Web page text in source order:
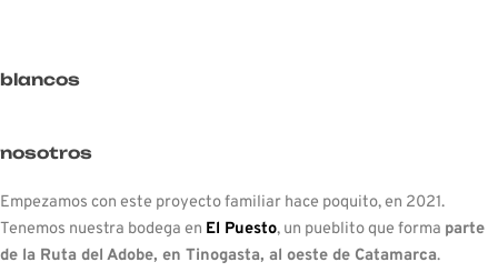
blancos
nosotros
Empezamos con este proyecto familiar hace poquito, en 2021.
Tenemos nuestra bodega en El Puesto, un pueblito que forma parte
de la Ruta del Adobe, en Tinogasta, al oeste de Catamarca.